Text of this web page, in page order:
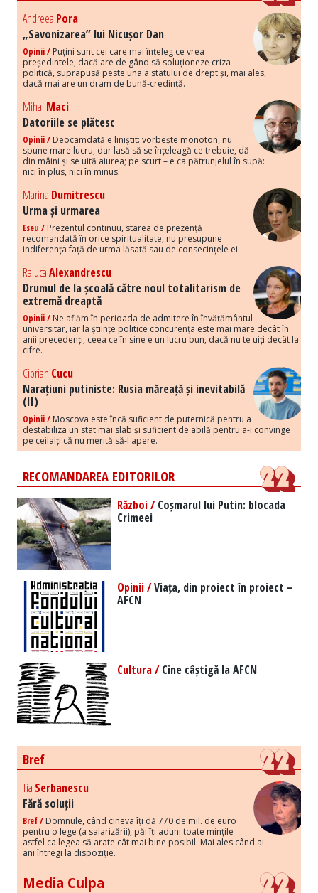
Andreea Pora
„Savonizarea” lui Nicușor Dan
Opinii / Puțini sunt cei care mai înțeleg ce vrea
președintele, dacă are de gând să soluționeze criza
politică, suprapusă peste una a statului de drept și, mai ales,
dacă mai are un dram de bună-credință.
Mihai Maci
Datoriile se plătesc
Opinii / Deocamdată e liniștit: vorbește monoton, nu
spune mare lucru, dar lasă să se înțeleagă ce trebuie, dă
din mâini și se uită aiurea; pe scurt – e ca pătrunjelul în supă:
nici în plus, nici în minus.
Marina Dumitrescu
Urma și urmarea
Eseu / Prezentul continuu, starea de prezență
recomandată în orice spiritualitate, nu presupune
indiferența față de urma lăsată sau de consecințele ei.
RalucaAlexandrescu
Drumul de la școală către noul totalitarism de
extremă dreaptă
Opinii / Ne aflăm în perioada de admitere în învățământul
universitar, iar la științe politice concurența este mai mare decât în
anii precedenți, ceea ce în sine e un lucru bun, dacă nu te uiți decât la
cifre.
Ciprian Cucu
Narațiuni putiniste: Rusia măreață și inevitabilă
(II)
Opinii / Moscova este încă suficient de puternică pentru a
destabiliza un stat mai slab și suficient de abilă pentru a-i convinge
pe ceilalți că nu merită să-l apere.
RECOMANDAREA EDITORILOR
Război /Coșmarul lui Putin: blocada
Crimeei
Opinii /Viața, din proiect în proiect –
AFCN
Cultura /Cine câștigă la AFCN
Bref
Tia Serbanescu
Fără soluții
Bref / Domnule, când cineva îți dă 770 de mil. de euro
pentru o lege (a salarizării), păi îți aduni toate mințile
astfel ca legea să arate cât mai bine posibil. Mai ales când ai
ani întregi la dispoziție.
Media Culpa